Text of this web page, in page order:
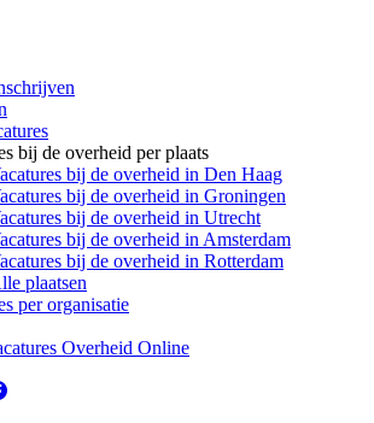
bij de overheid per plaats
bij de overheid in Den Haag
bij de overheid in Groningen
bij de overheid in Utrecht
bij de overheid in Amsterdam
bij de overheid in Rotterdam
plaatsen
per organisatie
Overheid Online